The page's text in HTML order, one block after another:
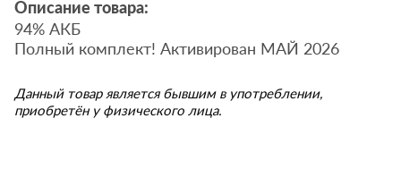
Описание товара:
94% АКБ
Полный комплект! Активирован МАЙ 2026
Данный товар является бывшим в употреблении,
приобретён у физического лица.